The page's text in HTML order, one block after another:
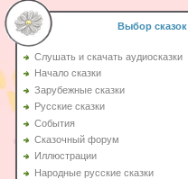
Выбор сказок
Слушать и скачать аудиосказки
Начало сказки
Зарубежные сказки
Русские сказки
События
Сказочный форум
Иллюстрации
Народные русские сказки